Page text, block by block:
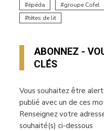
épéda
groupe Cofel
têtes de lit
ABONNEZ -
CLÉS
Vous souhaitez être
publié avec un de ces
Renseignez votre
souhaité(s) ci-dessous